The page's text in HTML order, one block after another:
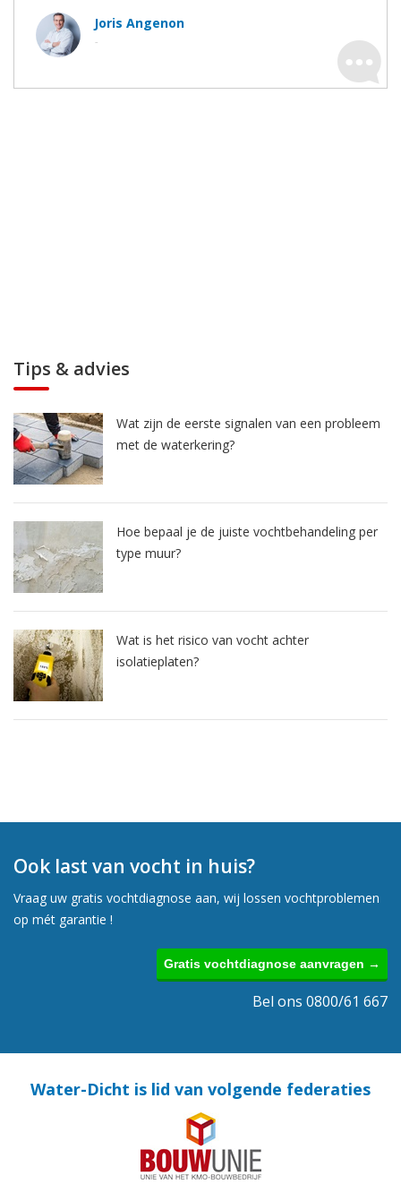
Joris Angenon
-
Tips & advies
Wat zijn de eerste signalen van een probleem
met de waterkering?
Hoe bepaal je de juiste vochtbehandeling per
type muur?
Wat is het risico van vocht achter
isolatieplaten?
Ook last van vocht in huis?
Vraag uw gratis vochtdiagnose aan, wij lossen vochtproblemen
op mét garantie !
Gratis vochtdiagnose aanvragen →
Bel ons 0800/61 667
Water-Dicht is lid van volgende federaties